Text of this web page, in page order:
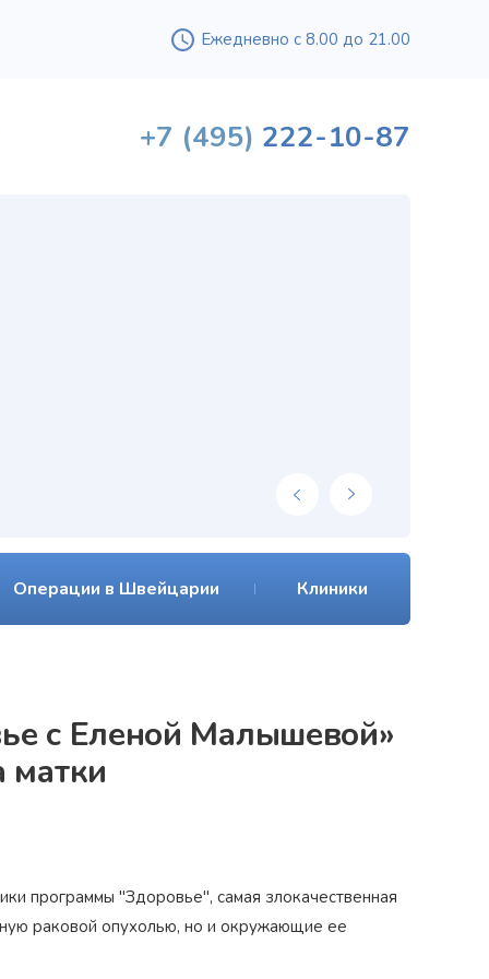
Ежедневно с 8.00 до 21.00
+7 (495) 222-10-87
Операции в Швейцарии Клиники
с Еленой Малышевой»
матки
программы "Здоровье", самая злокачественная
раковой опухолью, но и окружающие ее